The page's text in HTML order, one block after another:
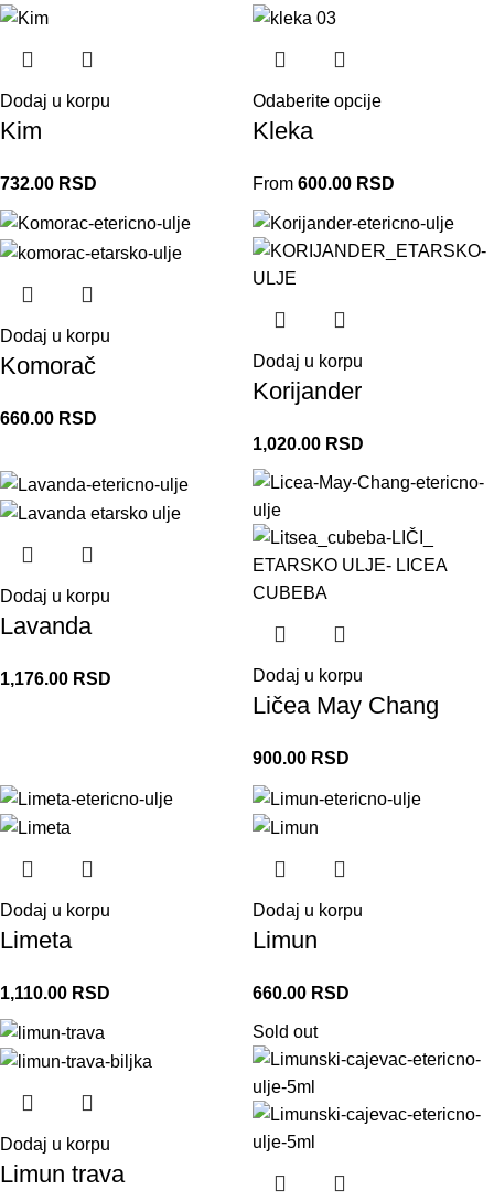
Dodaj u korpu
Kim
732.00 RSD
Odaberite opcije
Kleka
From 600.00 RSD
Dodaj u korpu
Komorač
660.00 RSD
Dodaj u korpu
Korijander
1,020.00 RSD
Dodaj u korpu
Lavanda
1,176.00 RSD Dodaj u korpu
Ličea May Chang
900.00 RSD
Dodaj u korpu
Limeta
1,110.00 RSD
Dodaj u korpu
Limun
660.00 RSD
Dodaj u korpu
Limun trava
Sold out